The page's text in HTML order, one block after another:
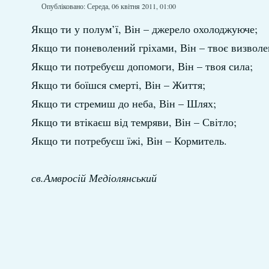
Опубліковано: Середа, 06 квітня 2011, 01:00
Якщо ти у полум’ї, Він – джерело охолоджуюче;
Якщо ти поневолений гріхами, Він – твоє
Якщо ти потребуєш допомоги, Він – твоя сила;
Якщо ти боїшся смерті, Він – Життя;
Якщо ти стремиш до неба, Він – Шлях;
Якщо ти втікаєш від темряви, Він – Світло;
Якщо ти потребуєш їжі, Він – Кормитель.
св.Амвросій Медіолянський